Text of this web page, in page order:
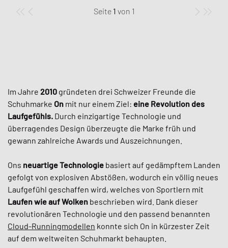
Seite 1 von 1
Im Jahre 2010 gründeten drei Schweizer Freunde die
Schuhmarke On mit nur einem Ziel: eine Revolution des
Laufgefühls. Durch einzigartige Technologie und
überragendes Design überzeugte die Marke früh und
gewann zahlreiche Awards und Auszeichnungen.
Ons neuartige Technologie basiert auf gedämpftem Landen
gefolgt von explosiven Abstößen, wodurch ein völlig neues
Laufgefühl geschaffen wird, welches von Sportlern mit
Laufen wie auf Wolken beschrieben wird. Dank dieser
revolutionären Technologie und den passend benannten
Cloud-Runningmodellen konnte sich On in kürzester Zeit
auf dem weltweiten Schuhmarkt behaupten.